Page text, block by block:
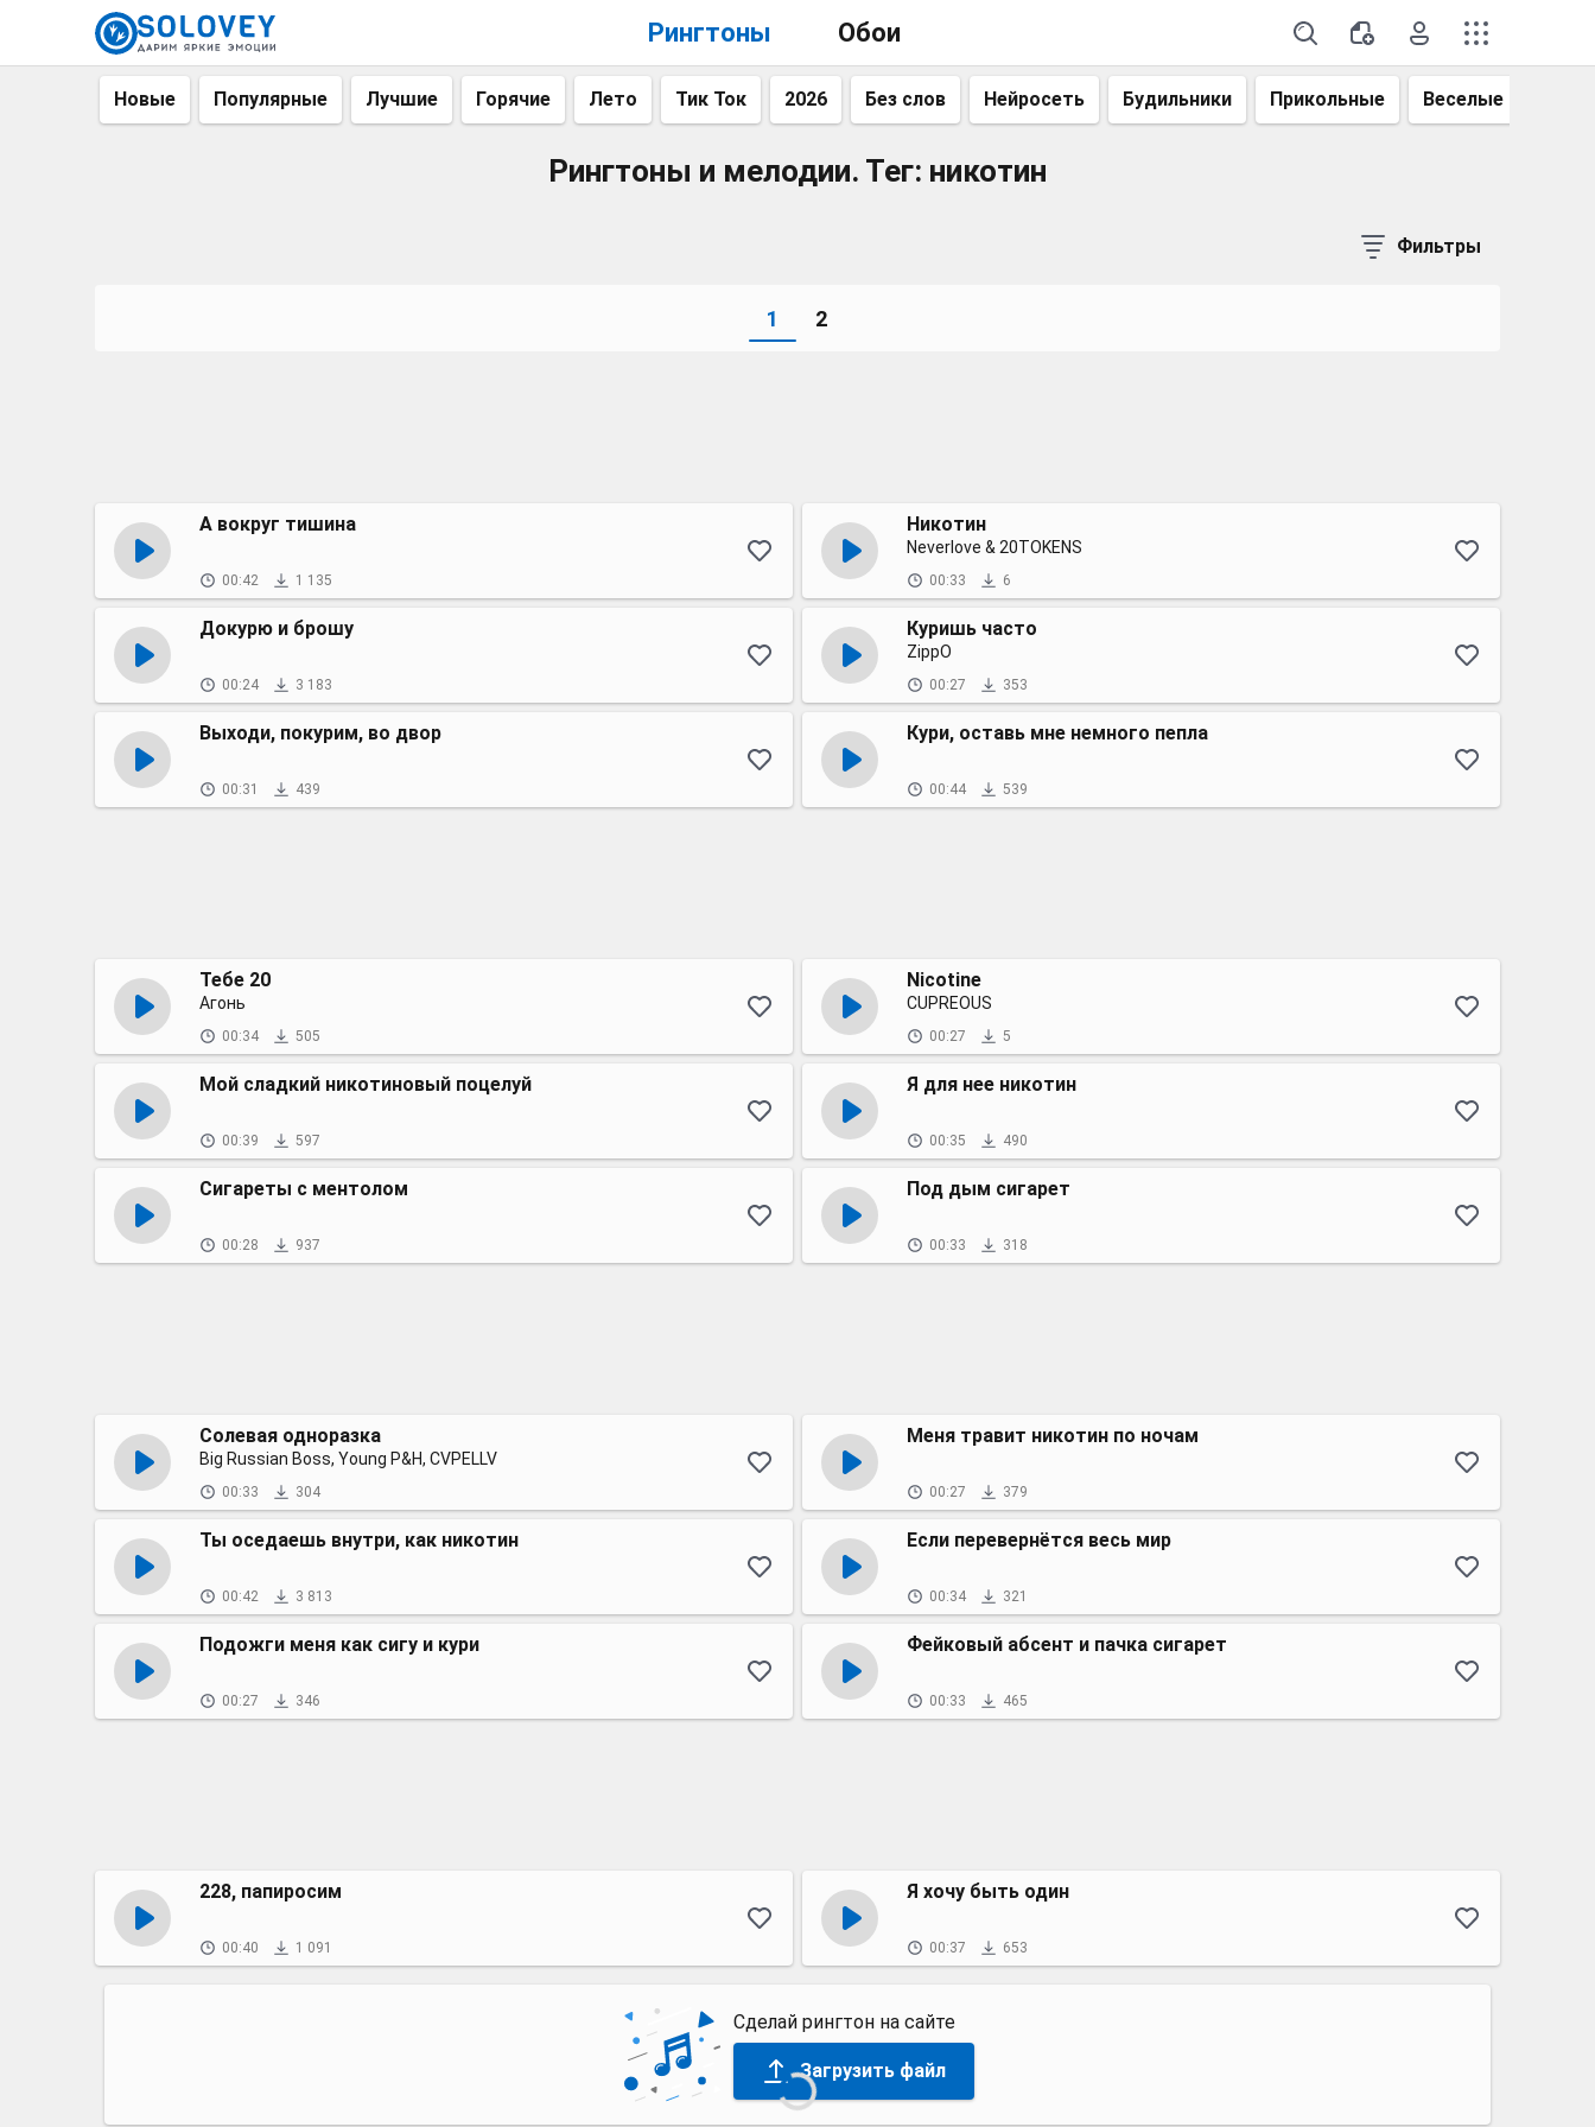
Рингтоны Обои
Новые Популярные Лучшие Горячие Лето Тик Ток 2026 Без слов Нейросеть Будильники Прикольные Веселые
Рингтоны и мелодии. Тег: никотин
Фильтры
1 2
А вокруг тишина
00:42 1 135
Никотин
Neverlove & 20TOKENS
00:33 6
Докурю и брошу
00:24 3 183
Куришь часто
ZippO
00:27 353
Выходи, покурим, во двор
00:31 439
Кури, оставь мне немного пепла
00:44 539
Тебе 20
Агонь
00:34 505
Nicotine
CUPREOUS
00:27 5
Мой сладкий никотиновый поцелуй
00:39 597
Я для нее никотин
00:35 490
Сигареты с ментолом
00:28 937
Под дым сигарет
00:33 318
Солевая одноразка
Big Russian Boss, Young P&H, CVPELLV
00:33 304
Меня травит никотин по ночам
00:27 379
Ты оседаешь внутри, как никотин
00:42 3 813
Если перевернётся весь мир
00:34 321
Подожги меня как сигу и кури
00:27 346
Фейковый абсент и пачка сигарет
00:33 465
228, папиросим
00:40 1 091
Я хочу быть один
00:37 653
Сделай рингтон на сайте
Загрузить файл